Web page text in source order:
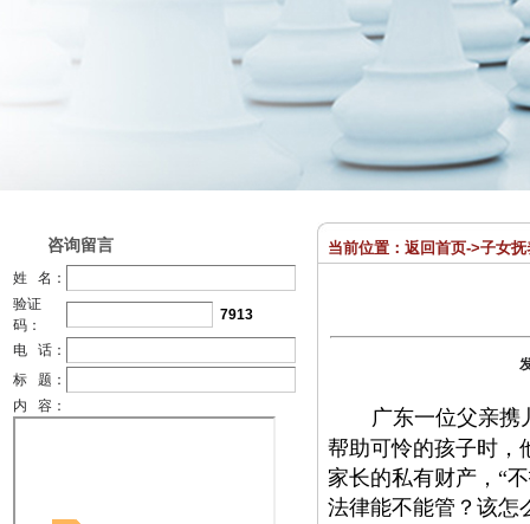
咨询留言
姓 名：
验证
码：
7913
电 话：
标 题：
内 容：
当前位置： 返回首页->子女抚
广东一位父亲携
帮助可怜的孩子时，
家长的私有财产， “
法律能不能管？该怎